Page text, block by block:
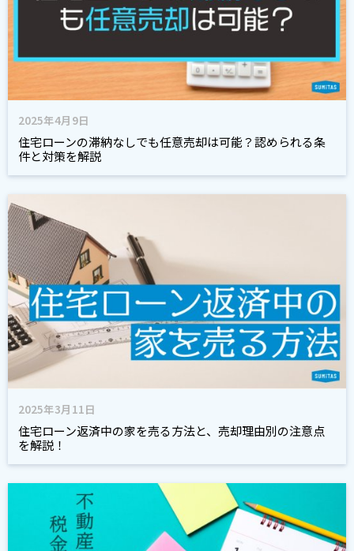
2025年4月9日
住宅ローンの滞納なしでも任意売却は可能？認められる条
件と対策を解説
2025年3月11日
住宅ローン返済中の家を売る方法と、売却理由別の注意点
を解説！